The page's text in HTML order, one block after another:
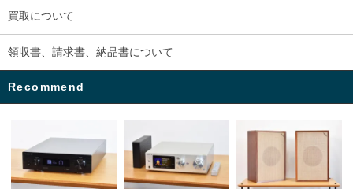
買取について
領収書、請求書、納品書について
Recommend